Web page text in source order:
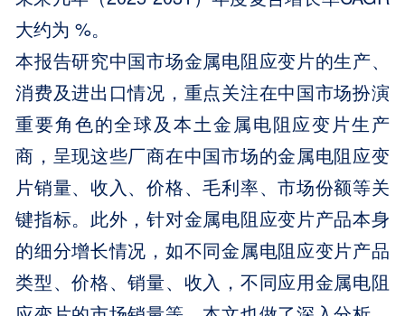
大约为 %。
本报告研究中国市场金属电阻应变片的生产、
消费及进出口情况，重点关注在中国市场扮演
重要角色的全球及本土金属电阻应变片生产
商，呈现这些厂商在中国市场的金属电阻应变
片销量、收入、价格、毛利率、市场份额等关
键指标。此外，针对金属电阻应变片产品本身
的细分增长情况，如不同金属电阻应变片产品
类型、价格、销量、收入，不同应用金属电阻